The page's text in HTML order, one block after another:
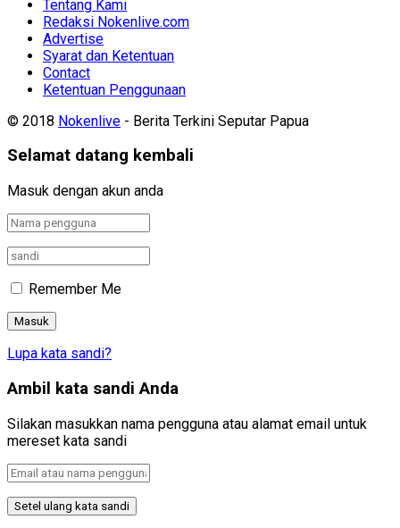
Tentang Kami
Redaksi Nokenlive.com
Advertise
Syarat dan Ketentuan
Contact
Ketentuan Penggunaan
© 2018 Nokenlive - Berita Terkini Seputar Papua
Selamat datang kembali
Masuk dengan akun anda
Remember Me
Lupa kata sandi?
Ambil kata sandi Anda
Silakan masukkan nama pengguna atau alamat email untuk
mereset kata sandi